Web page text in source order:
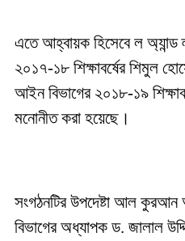
এতে আহ্বায়ক হিসেবে ল অ্যান্ড
২০১৭-১৮ শিক্ষাবর্ষের শিমুল
আইন বিভাগের ২০১৮-১৯
মনোনীত করা হয়েছে।
সংগঠনটির উপদেষ্টা আল কুরআন
বিভাগের অধ্যাপক ড. জালাল